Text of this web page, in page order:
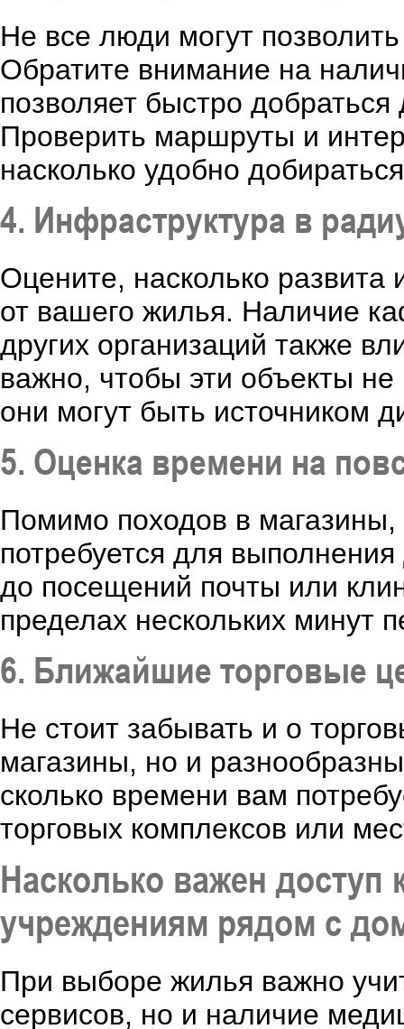
Не все люди могут
Обратите внимание на
позволяет быстро
Проверить маршруты и
насколько удобно
4. Инфраструктура в
Оцените, насколько развита
от вашего жилья. Наличие
других организаций также
важно, чтобы эти объекты
они могут быть источником
5. Оценка времени на
Помимо походов в магазины,
потребуется для
до посещений почты или
пределах нескольких минут
6. Ближайшие торговые
Не стоит забывать и о
магазины, но и
сколько времени вам
торговых комплексов или
Насколько важен
учреждениям рядом с
При выборе жилья важно
сервисов, но и наличие